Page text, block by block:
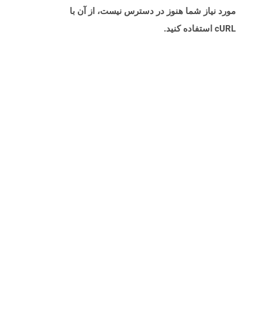
مورد نیاز شما هنوز در دسترس نیست، از آن با
cURL استفاده کنید.